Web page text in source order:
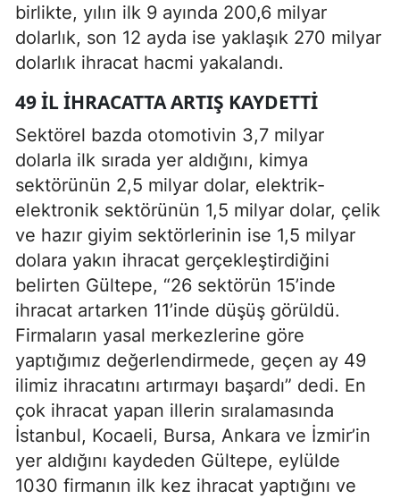
birlikte, yılın ilk 9 ayında 200,6 milyar
dolarlık, son 12 ayda ise yaklaşık 270 milyar
dolarlık ihracat hacmi yakalandı.
49 IL IHRACATTA ARTIŞ KAYDETTI
Sektörel bazda otomotivin 3,7 milyar
dolarla ilk sırada yer aldığını, kimya
sektörünün 2,5 milyar dolar, elektrik-
elektronik sektörünün 1,5 milyar dolar, çelik
ve hazır giyim sektörlerinin ise 1,5 milyar
dolara yakın ihracat gerçekleştirdiğini
belirten Gültepe, “26 sektörün 15’inde
ihracat artarken 11’inde düşüş görüldü.
Firmaların yasal merkezlerine göre
yaptığımız değerlendirmede, geçen ay 49
ilimiz ihracatını artırmayı başardı” dedi. En
çok ihracat yapan illerin sıralamasında
İstanbul, Kocaeli, Bursa, Ankara ve İzmir’in
yer aldığını kaydeden Gültepe, eylülde
1030 firmanın ilk kez ihracat yaptığını ve